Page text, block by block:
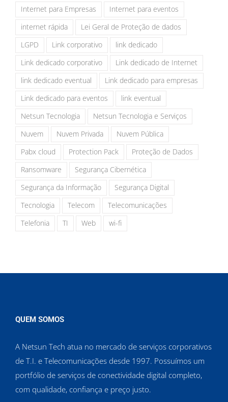
Internet para Empresas
Internet para eventos
internet rápida
Lei Geral de Proteção de dados
LGPD
Link corporativo
link dedicado
Link dedicado corporativo
Link dedicado de Internet
link dedicado eventual
Link dedicado para empresas
Link dedicado para eventos
link eventual
Netsun Tecnologia
Netsun Tecnologia e Serviços
Nuvem
Nuvem Privada
Nuvem Pública
Pabx cloud
Protection Pack
Proteção de Dados
Ransomware
Segurança Cibernética
Segurança da Informação
Segurança Digital
Tecnologia
Telecom
Telecomunicações
Telefonia
TI Web wi-fi
QUEM SOMOS
A Netsun Tech atua no mercado de serviços corporativos
de T.I. e Telecomunicações desde 1997. Possuímos um
portfólio de serviços de conectividade digital completo,
com qualidade, confiança e preço justo.